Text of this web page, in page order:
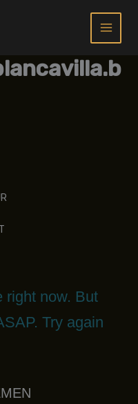
right now. But
Try again